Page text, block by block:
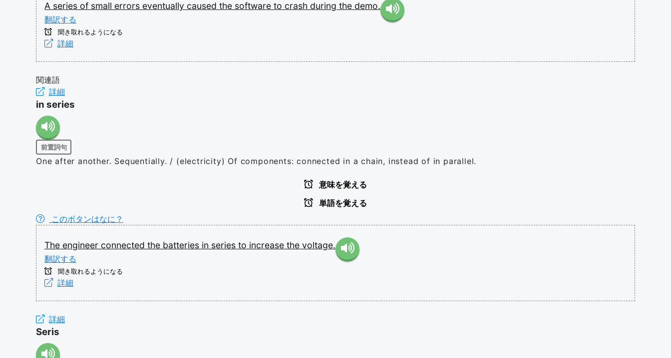
A series of small errors eventually caused the software to crash during the demo.
翻訳する
聞き取れるようになる
詳細
関連語
詳細
in series
前置詞句
One after another. Sequentially. / (electricity) Of components: connected in a chain, instead of in parallel.
意味を覚える
単語を覚える
このボタンはなに？
The engineer connected the batteries in series to increase the voltage.
翻訳する
聞き取れるようになる
詳細
詳細
Seris